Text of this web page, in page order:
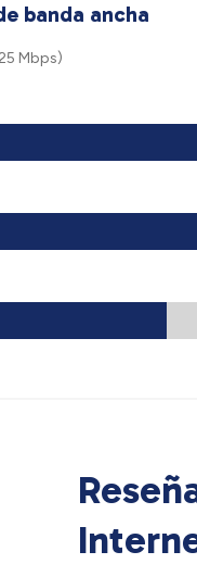
banda ancha
Mbps)